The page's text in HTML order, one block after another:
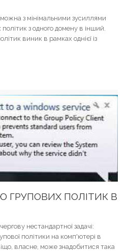
з мінімальними зусиллями
з одного домену в інший.
виник в рамках однієї із
ГРУПОВИХ ПОЛІТИК В
нестандартної задачі:
політики на комп'ютері в
власне, може знадобитися така